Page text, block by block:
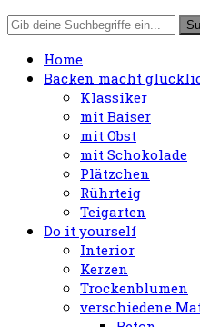
Home
Backen macht
Klassiker
mit Baiser
mit Obst
mit Schokolade
Plätzchen
Rührteig
Teigarten
Do it yourself
Interior
Kerzen
Trockenblumen
verschiedene